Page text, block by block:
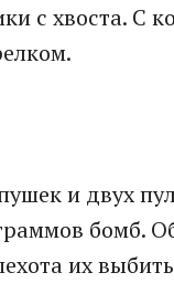
с хвоста. С
и двух
бомб.
их